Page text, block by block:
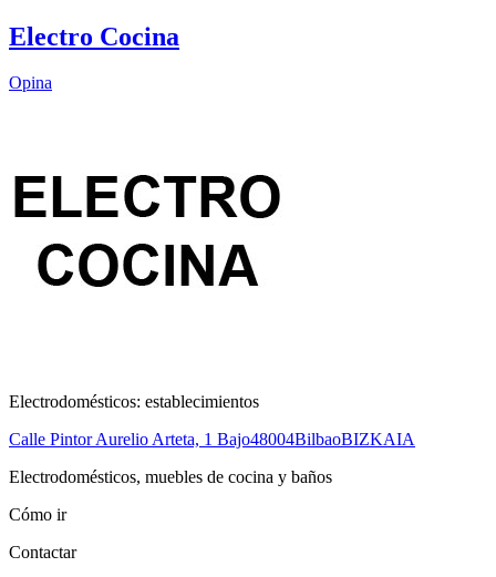
Electro Cocina
Opina
Electrodomésticos: establecimientos
Calle Pintor Aurelio Arteta, 1 Bajo48004BilbaoBIZKAIA
Electrodomésticos, muebles de cocina y baños
Cómo ir
Contactar